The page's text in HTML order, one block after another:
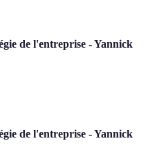
de l'entreprise - Yannick
de l'entreprise - Yannick